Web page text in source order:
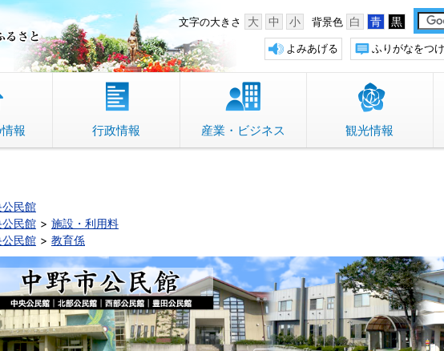
中野市 「故郷」のふるさと 背景色 白 青 黒
文字の大きさ 大 中 小
ふりがなをつ
よみあげる
報 行政情報 産業・ビジネス 観光情報
民館
民館
施設・利用料
民館
教育係